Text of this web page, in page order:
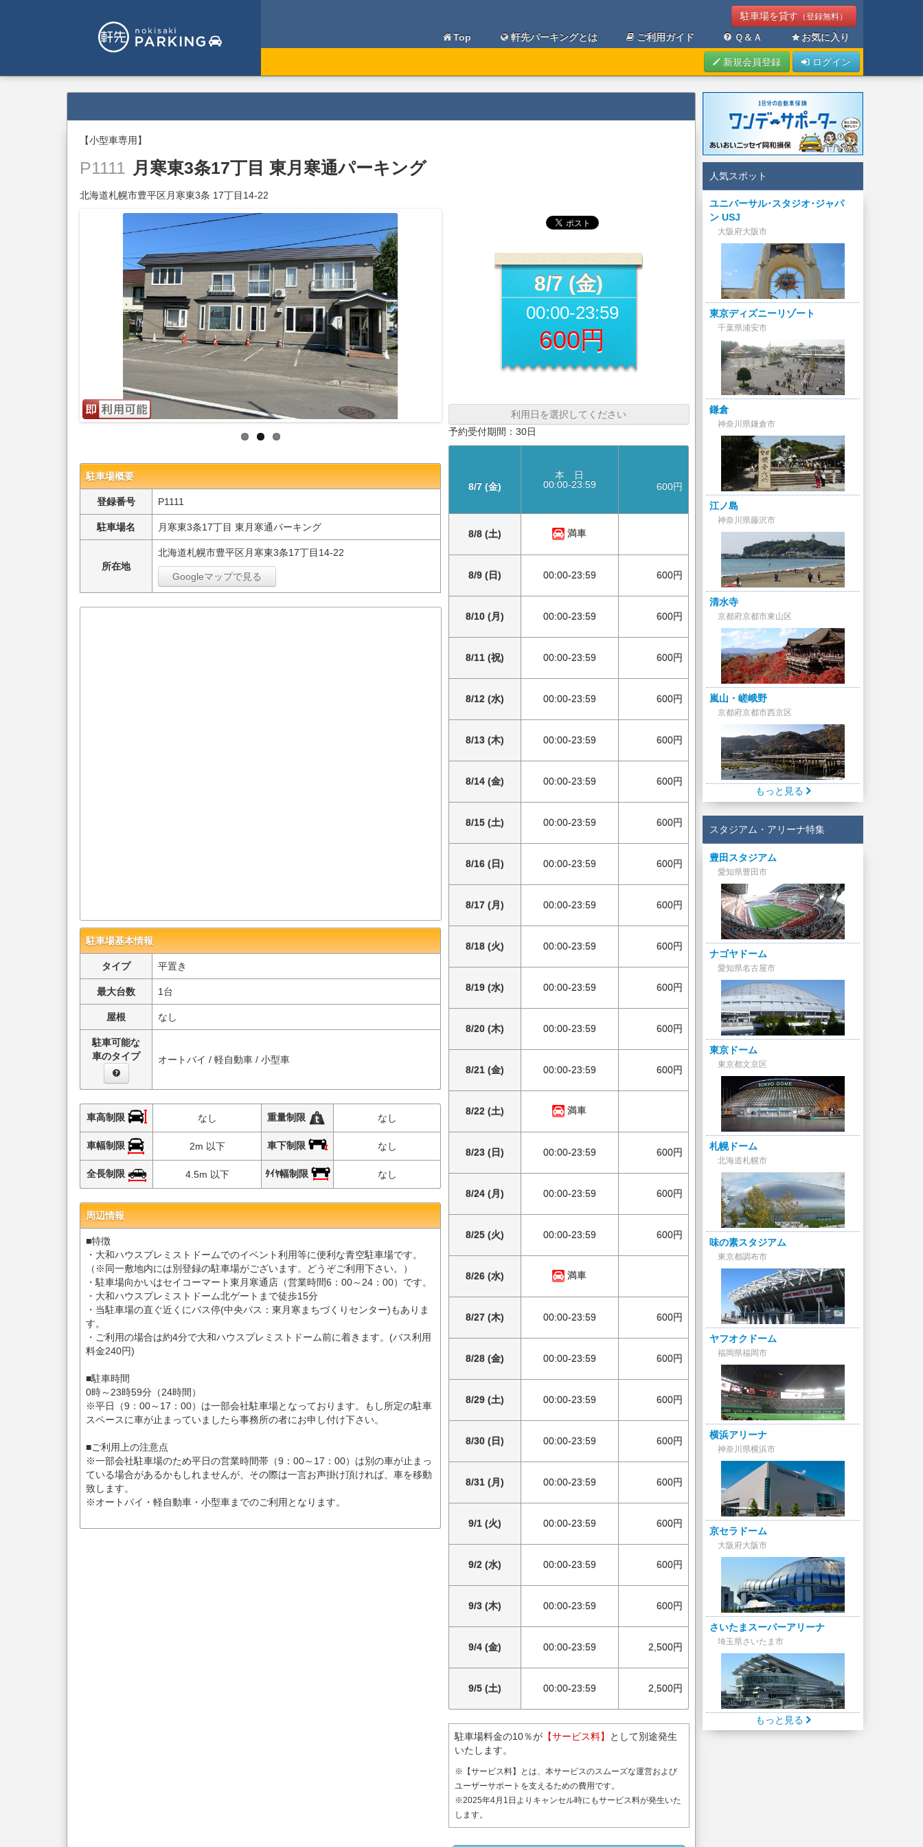
駐車場を貸す （登録無料）
Top 軒先パーキングとは ご利用ガイド Ｑ＆Ａ お気に入り
新規会員登録 ログイン
【小型車専用】
P1111 月寒東3条17丁目 東月寒通パーキング
北海道札幌市豊平区月寒東3条 17丁目14-22
駐車場概要
登録番号 P1111
駐車場名 月寒東3条17丁目 東月寒通パーキング
所在地
北海道札幌市豊平区月寒東3条17丁目14-22
Googleマップで見る
駐車場基本情報
タイプ 平置き
最大台数 1台
屋根 なし
駐車可能な
車のタイプ
オートバイ / 軽自動車 / 小型車
車高制限 なし 重量制限 なし
車幅制限 2m 以下 車下制限 なし
全長制限 4.5m 以下 ﾀｲﾔ幅制限 なし
周辺情報
■特徴
・大和ハウスプレミストドームでのイベント利用等に便利な青空駐車場です。
（※同一敷地内には別登録の駐車場がございます。どうぞご利用下さい。）
・駐車場向かいはセイコーマート東月寒通店（営業時間6：00～24：00）です。
・大和ハウスプレミストドーム北ゲートまで徒歩15分
・当駐車場の直ぐ近くにバス停(中央バス：東月寒まちづくりセンター)もありま
す。
・ご利用の場合は約4分で大和ハウスプレミストドーム前に着きます。(バス利用
料金240円)
■駐車時間
0時～23時59分（24時間）
※平日（9：00～17：00）は一部会社駐車場となっております。もし所定の駐車
スペースに車が止まっていましたら事務所の者にお申し付け下さい。
■ご利用上の注意点
※一部会社駐車場のため平日の営業時間帯（9：00～17：00）は別の車が止まっ
ている場合があるかもしれませんが、その際は一言お声掛け頂ければ、車を移動
致します。
※オートバイ・軽自動車・小型車までのご利用となります。
8/7 (金)
00:00-23:59
600円
利用日を選択してください
予約受付期間：30日
8/7 (金)
本 日
00:00-23:59
600円
8/8 (土) 満車
8/9 (日) 00:00-23:59 600円
8/10 (月) 00:00-23:59 600円
8/11 (祝) 00:00-23:59 600円
8/12 (水) 00:00-23:59 600円
8/13 (木) 00:00-23:59 600円
8/14 (金) 00:00-23:59 600円
8/15 (土) 00:00-23:59 600円
8/16 (日) 00:00-23:59 600円
8/17 (月) 00:00-23:59 600円
8/18 (火) 00:00-23:59 600円
8/19 (水) 00:00-23:59 600円
8/20 (木) 00:00-23:59 600円
8/21 (金) 00:00-23:59 600円
8/22 (土) 満車
8/23 (日) 00:00-23:59 600円
8/24 (月) 00:00-23:59 600円
8/25 (火) 00:00-23:59 600円
8/26 (水) 満車
8/27 (木) 00:00-23:59 600円
8/28 (金) 00:00-23:59 600円
8/29 (土) 00:00-23:59 600円
8/30 (日) 00:00-23:59 600円
8/31 (月) 00:00-23:59 600円
9/1 (火) 00:00-23:59 600円
9/2 (水) 00:00-23:59 600円
9/3 (木) 00:00-23:59 600円
9/4 (金) 00:00-23:59 2,500円
9/5 (土) 00:00-23:59 2,500円
駐車場料金の10％が【サービス料】
として別途発生
いたします。
※【サービス料】とは、本サービスのスムーズな運営および
ユーザーサポートを支えるための費用です。
※2025年4月1日よりキャンセル時にもサービス料が発生いた
します。
人気スポット
ユニバーサル･スタジオ･ジャパ
ン USJ
大阪府大阪市
東京ディズニーリゾート
千葉県浦安市
鎌倉
神奈川県鎌倉市
江ノ島
神奈川県藤沢市
清水寺
京都府京都市東山区
嵐山・嵯峨野
京都府京都市西京区
もっと見る
スタジアム・アリーナ特集
豊田スタジアム
愛知県豊田市
ナゴヤドーム
愛知県名古屋市
東京ドーム
東京都文京区
札幌ドーム
北海道札幌市
味の素スタジアム
東京都調布市
ヤフオクドーム
福岡県福岡市
横浜アリーナ
神奈川県横浜市
京セラドーム
大阪府大阪市
さいたまスーパーアリーナ
埼玉県さいたま市
もっと見る